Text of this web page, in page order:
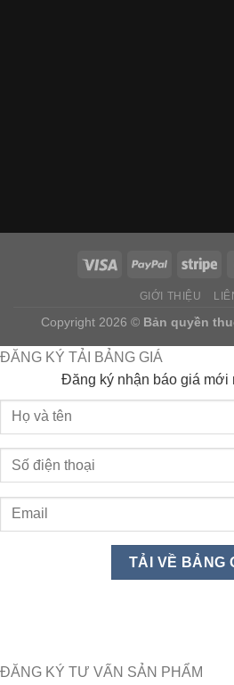
GIỚI THIỆU
Copyright 2026 © Bản quyền
ĐĂNG KÝ TẢI BẢNG GIÁ
Đăng ký nhận báo giá mới
ĐĂNG KÝ TƯ VẤN SẢN PHẨM